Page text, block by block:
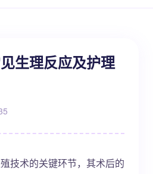
生理反应及护理
技术的关键环节，其术后的